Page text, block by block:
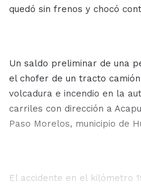
quedó sin frenos y chocó
Un saldo preliminar de una
el chofer de un tracto
volcadura e incendio en la
carriles con dirección a
Paso Morelos, municipio de
El accidente en el kilómetro